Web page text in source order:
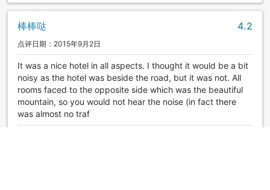
棒棒哒 4.2
点评日期：2015年9月2日
It was a nice hotel in all aspects. I thought it would be a bit
noisy as the hotel was beside the road, but it was not. All
rooms faced to the opposite side which was the beautiful
mountain, so you would not hear the noise (in fact there
was almost no traf